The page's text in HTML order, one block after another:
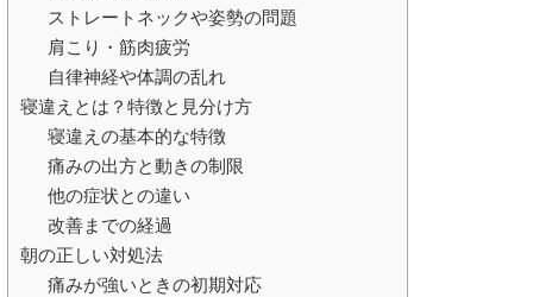
ストレートネックや姿勢の問題
肩こり・筋肉疲労
自律神経や体調の乱れ
寝違えとは？特徴と見分け方
寝違えの基本的な特徴
痛みの出方と動きの制限
他の症状との違い
改善までの経過
朝の正しい対処法
痛みが強いときの初期対応